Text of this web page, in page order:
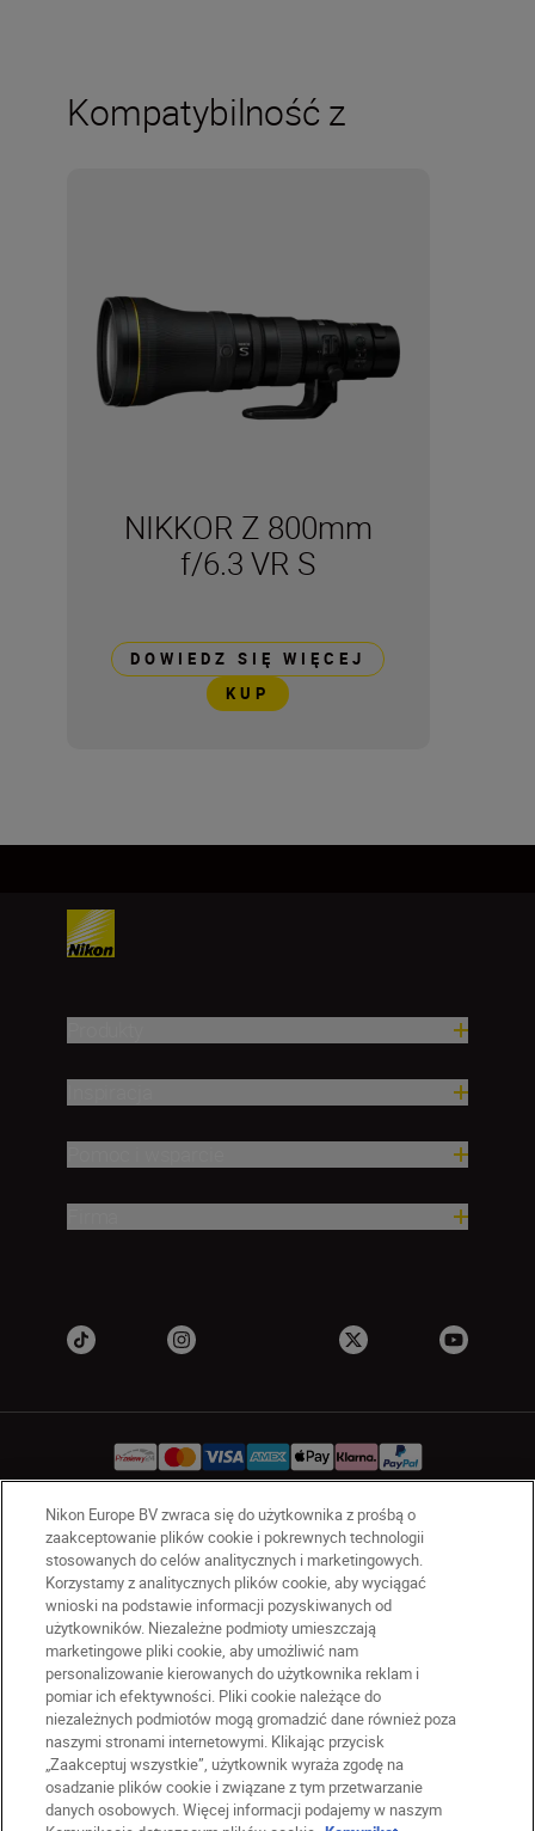
Kompatybilność z
NIKKOR Z 800mm
f/6.3 VR S
DOWIEDZ SIĘ WIĘCEJ
KUP
PL Nikon Sites
Skontaktuj się z nami
Oświadczenie dotyczące prywatności
Warunki użytkowania
Warunki korzystania z Nikon Store
Komunikat dotyczący plików cookie
Dostępność
Ustawienia plików cookie
© 2026 Nikon
Nikon Europe BV zwraca się do użytkownika z prośbą o
zaakceptowanie plików cookie i pokrewnych technologii
stosowanych do celów analitycznych i marketingowych.
Korzystamy z analitycznych plików cookie, aby wyciągać
wnioski na podstawie informacji pozyskiwanych od
użytkowników. Niezależne podmioty umieszczają
marketingowe pliki cookie, aby umożliwić nam
personalizowanie kierowanych do użytkownika reklam i
pomiar ich efektywności. Pliki cookie należące do
niezależnych podmiotów mogą gromadzić dane również poza
naszymi stronami internetowymi. Klikając przycisk
„Zaakceptuj wszystkie”, użytkownik wyraża zgodę na
osadzanie plików cookie i związane z tym przetwarzanie
danych osobowych. Więcej informacji podajemy w naszym